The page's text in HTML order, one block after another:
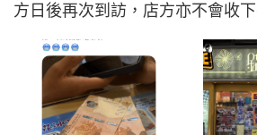
方日後再次到訪，店方亦不會收下